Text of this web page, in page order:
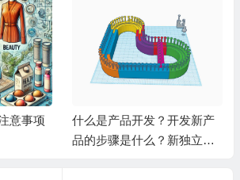
意事项
什么是产品开发？开发新产
品的步骤是什么？新独立站